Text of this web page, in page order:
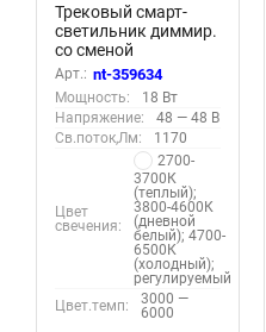
Трековый смарт-
светильник диммир.
со сменой
цв.температуры
(управление - пульт
ДУ/Tuya Smart Life)
«Novotech» 359634,
серия: FLUM -
Приложение Tuya
Арт.: nt-359634
Мощность:
18 Вт
Напряжение:
48 — 48 В
Св.поток,Лм:
1170
Цвет
свечения:
2700-
3700К
(теплый);
3800-4600К
(дневной
белый); 4700-
6500К
(холодный);
регулируемый
Цвет.темп:
3000 —
6000